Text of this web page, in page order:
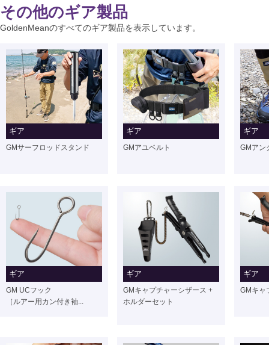
その他のギア製品
GoldenMeanのすべてのギア製品を表示しています。
ギア
GMサーフロッドスタンド
ギア
GMアユベルト
ギア
GMアン
ギア
GM UCフック
［ルアー用カン付き袖...
ギア
GMキャプチャーシザース +
ホルダーセット
ギア
GMキャ